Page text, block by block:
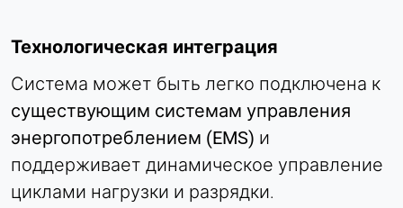
Технологическая интеграция
Система может быть легко подключена к
существующим системам управления
энергопотреблением (EMS) и
поддерживает динамическое управление
циклами нагрузки и разрядки.